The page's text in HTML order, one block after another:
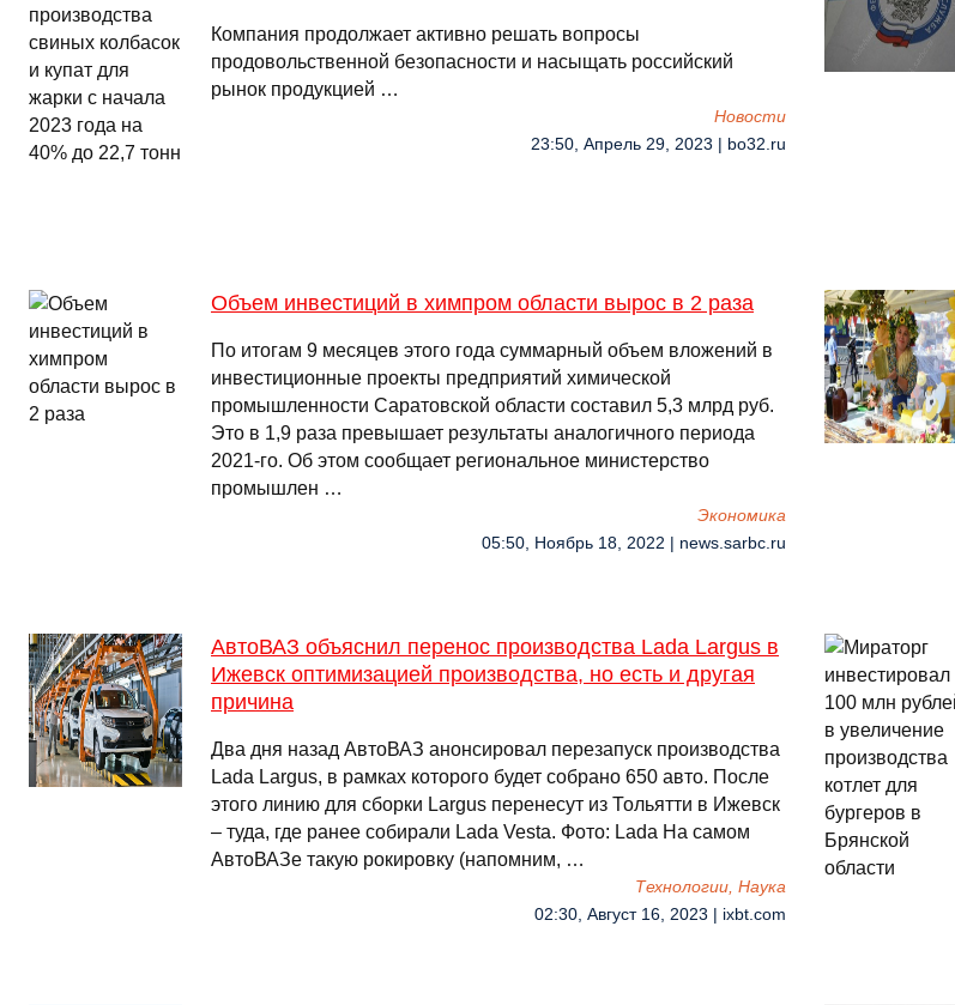
Компания продолжает активно решать вопросы
продовольственной безопасности и насыщать российский
рынок продукцией …
Новости
23:50, Апрель 29, 2023 | bo32.ru
Объем инвестиций в химпром области вырос в 2 раза
По итогам 9 месяцев этого года суммарный объем вложений в
инвестиционные проекты предприятий химической
промышленности Саратовской области составил 5,3 млрд руб.
Это в 1,9 раза превышает результаты аналогичного периода
2021-го. Об этом сообщает региональное министерство
промышлен …
Экономика
05:50, Ноябрь 18, 2022 | news.sarbc.ru
АвтоВАЗ объяснил перенос производства Lada Largus в
Ижевск оптимизацией производства, но есть и другая
причина
Два дня назад АвтоВАЗ анонсировал перезапуск производства
Lada Largus, в рамках которого будет собрано 650 авто. После
этого линию для сборки Largus перенесут из Тольятти в Ижевск
– туда, где ранее собирали Lada Vesta. Фото: Lada На самом
АвтоВАЗе такую рокировку (напомним, …
Технологии, Наука
02:30, Август 16, 2023 | ixbt.com